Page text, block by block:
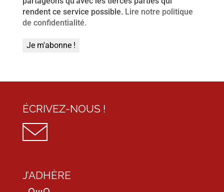
rendent ce service possible. Lire notre politique
de confidentialité.
ÉCRIVEZ-NOUS !
J’ADHÈRE